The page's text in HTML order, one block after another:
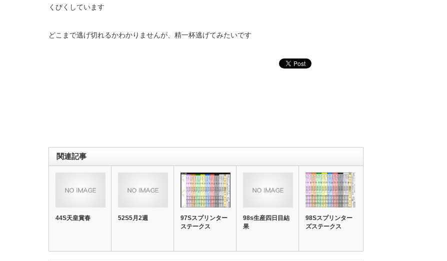
くびくしています
どこまで逃げ切れるかわかりませんが、精一杯逃げてみたいです
関連記事
44S天皇賞春 52S5月2週
97Sスプリンター
ステークス
98s生産四日目結
果
98Sスプリンター
ズステークス